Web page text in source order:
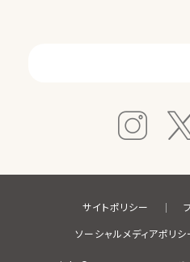
サイトポリシー
ソーシャルメディアポリシ